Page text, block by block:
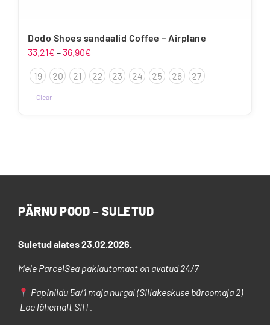
Dodo Shoes sandaalid Coffee – Airplane
33.21€ –36.90€
33.21€
kuni
19 20 21 22 23 24 25 26 27
Clear
teha
PÄRNU POOD – SULETUD
Suletud alates 23.02.2026.
Meie ParcelSea pakiautomaat on avatud 24/7
Papiniidu 5a/1 maja nurgal (Sillakeskuse büroomaja 2)
Loe lähemaltSIIT.